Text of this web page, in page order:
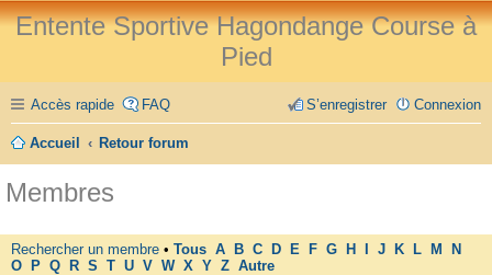
Entente Sportive Hagondange Course à
Pied
Accès rapide FAQ Connexion
S’enregistrer
Accueil Retour forum
Membres
Rechercher un membre • Tous A B C D E F G H J K L M
N
O
P Q R S T U V W X Y Z Autre